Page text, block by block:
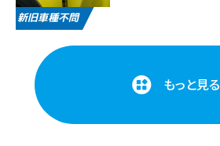
新旧車種不問
もっと見る